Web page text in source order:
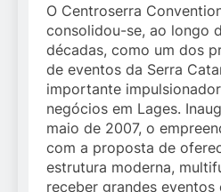
O Centroserra
consolidou-se, ao longo
décadas, como um dos
de eventos da Serra
importante
negócios em Lages.
maio de 2007, o
com a proposta de
estrutura moderna,
receber grandes eventos